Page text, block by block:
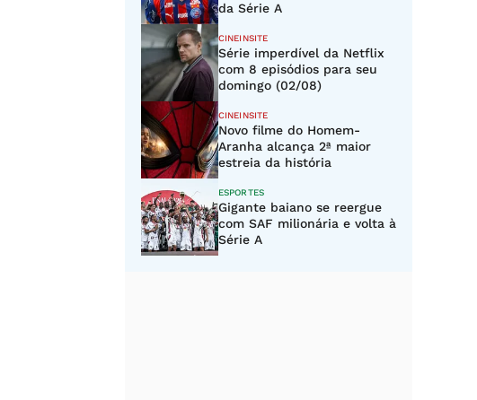
da Série A
CINEINSITE
Série imperdível da Netflix
com 8 episódios para seu
domingo (02/08)
CINEINSITE
Novo filme do Homem-
Aranha alcança 2ª maior
estreia da história
ESPORTES
Gigante baiano se reergue
com SAF milionária e volta à
Série A